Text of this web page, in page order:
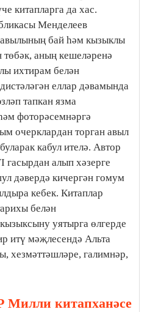
китапларга да хас.
Менделеев
бай һәм кызыклы
төбәк, аның кешеләренә
ихтирам белән
еллар дәвамында
тапкан язма
фоторәсемнәргә
очерклардан торган авыл
кабул ителә. Автор
гасырдан алып хәзерге
дәвердә кичергән гомум
кебек. Китаплар
белән
уятырга өлгерде
итү мәҗлесендә Альта
хезмәттәшләре, галимнәр,
Милли китапханәсе